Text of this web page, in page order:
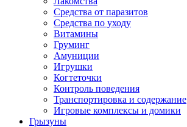
Средства от паразитов
Средства по уходу
Витамины
Груминг
Амуниции
Игрушки
Когтеточки
Контроль поведения
Транспортировка и содержание
Игровые комплексы и домики
Грызуны